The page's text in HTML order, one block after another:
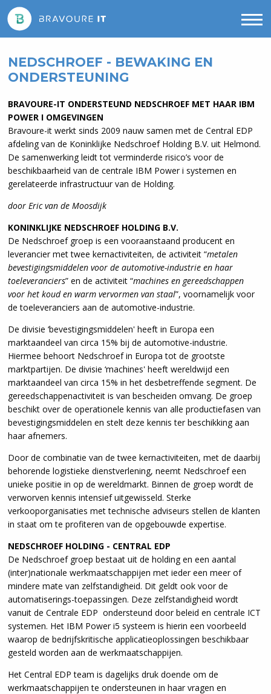
NEDSCHROEF - BEWAKING EN
ONDERSTEUNING
BRAVOURE-IT ONDERSTEUND NEDSCHROEF MET HAAR IBM
POWER I OMGEVINGEN
Bravoure-it werkt sinds 2009 nauw samen met de Central EDP
afdeling van de Koninklijke Nedschroef Holding B.V. uit Helmond.
De samenwerking leidt tot verminderde risico’s voor de
beschikbaarheid van de centrale IBM Power i systemen en
gerelateerde infrastructuur van de Holding.
door Eric van de Moosdijk
KONINKLIJKE NEDSCHROEF HOLDING B.V.
De Nedschroef groep is een vooraanstaand producent en
leverancier met twee kernactiviteiten, de activiteit “metalen
bevestigingsmiddelen voor de automotive-industrie en haar
toeleveranciers” en de activiteit “machines en gereedschappen
voor het koud en warm vervormen van staal”, voornamelijk voor
de toeleveranciers aan de automotive-industrie.
De divisie ‘bevestigingsmiddelen' heeft in Europa een
marktaandeel van circa 15% bij de automotive-industrie.
Hiermee behoort Nedschroef in Europa tot de grootste
marktpartijen. De divisie ‘machines' heeft wereldwijd een
marktaandeel van circa 15% in het desbetreffende segment. De
gereedschappenactiviteit is van bescheiden omvang. De groep
beschikt over de operationele kennis van alle productiefasen van
bevestigingsmiddelen en stelt deze kennis ter beschikking aan
haar afnemers.
Door de combinatie van de twee kernactiviteiten, met de daarbij
behorende logistieke dienstverlening, neemt Nedschroef een
unieke positie in op de wereldmarkt. Binnen de groep wordt de
verworven kennis intensief uitgewisseld. Sterke
verkooporganisaties met technische adviseurs stellen de klanten
in staat om te profiteren van de opgebouwde expertise.
NEDSCHROEF HOLDING - CENTRAL EDP
De Nedschroef groep bestaat uit de holding en een aantal
(inter)nationale werkmaatschappijen met ieder een meer of
mindere mate van zelfstandigheid. Dit geldt ook voor de
automatiserings-toepassingen. Deze zelfstandigheid wordt
vanuit de Centrale EDP ondersteund door beleid en centrale ICT
systemen. Het IBM Power i5 systeem is hierin een voorbeeld
waarop de bedrijfskritische applicatieoplossingen beschikbaar
gesteld worden aan de werkmaatschappijen.
Het Central EDP team is dagelijks druk doende om de
werkmaatschappijen te ondersteunen in haar vragen en